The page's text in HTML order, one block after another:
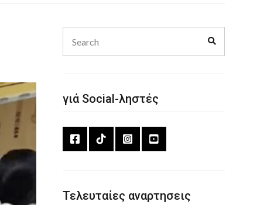
for:
γιά Social-ληστές
Τελευταίες αναρτησεις